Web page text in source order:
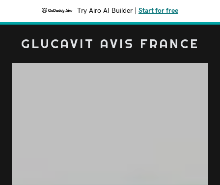
Try Airo AI Builder Start for free
GLUCAVIT AVIS FRANCE